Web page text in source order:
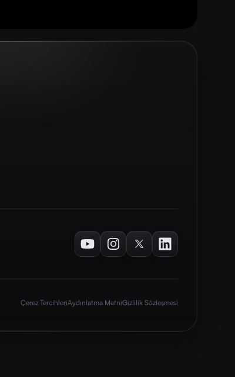
YoutubeInstagramTwitterLinkedIn
Çerez TercihleriAydınlatma MetniGizlilik Sözleşmesi